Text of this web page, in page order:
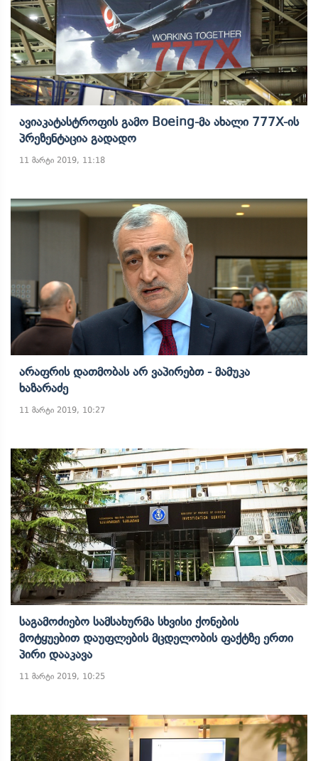
Ავიაკატასტროფის Გამო Boeing-Მა Ახალი 777X-Ის
Პრეზენტაცია Გადადო
11 მარტი 2019, 11:18
Არაფრის Დათმობას Არ Ვაპირებთ - Მამუკა
Ხაზარაძე
11 მარტი 2019, 10:27
Საგამოძიებო Სამსახურმა Სხვისი Ქონების
Მოტყუებით Დაუფლების Მცდელობის Ფაქტზე Ერთი
Პირი Დააკავა
11 მარტი 2019, 10:25